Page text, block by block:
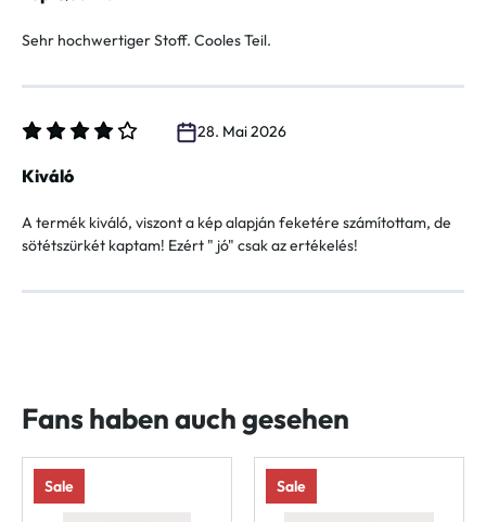
Sehr hochwertiger Stoff. Cooles Teil.
28. Mai 2026
Kiváló
A termék kiváló, viszont a kép alapján feketére számítottam, de
sötétszürkét kaptam! Ezért " jó" csak az ertékelés!
Fans haben auch gesehen
Sale Sale